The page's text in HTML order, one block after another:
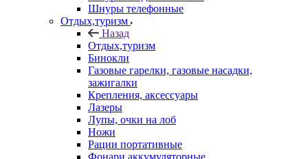
Шнуры телефонные
Отдых,туризм
Назад
Отдых,туризм
Бинокли
Газовые гарелки, газовые насадки,
зажигалки
Крепления, аксессуары
Лазеры
Лупы, очки на лоб
Ножи
Рации портативные
Фонари аккумуляторные